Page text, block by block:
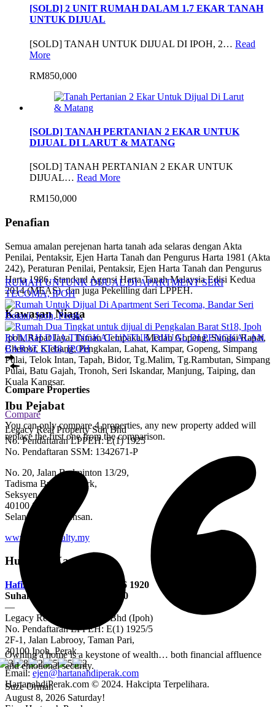
[SOLD] 2 UNIT RUMAH DALAM 1.7 EKAR TANAH
UNTUK DIJUAL
[SOLD] TANAH UNTUK DIJUAL DI IPOH, 2… Read
More
RM850,000
[SOLD] TANAH PERTANIAN 2 EKAR UNTUK
DIJUAL DI LARUT & MATANG
[SOLD] TANAH PERTANIAN 2 EKAR UNTUK
DIJUAL… Read More
RM150,000
Penafian
Semua amalan perejenan harta tanah ada selaras dengan Akta
Penilai, Pentaksir, Ejen Harta Tanah dan Pengurus Harta 1981 (Akta
242), Peraturan Penilai, Pentaksir, Ejen Harta Tanah dan Pengurus
Harta 1986, Standard Agensi Harta Tanah Malaysia Edisi Kedua
2014 (MEAS) dan juga Pekeliling dari LPPEH.
Kawasan Niaga
Ipoh, Rapat Jaya, Taman Cempaka, Medan Gopeng, Sungai Rapat,
Chemor, Klebang, Pengkalan, Lahat, Kampar, Gopeng, Simpang
Pulai, Telok Intan, Tapah, Bidor, Tg.Malim, Tg.Rambutan, Simpang
Pulai, Batu Gajah, Tronoh, Seri Iskandar, Manjung, Taiping, dan
Kuala Kangsar.
Ibu Pejabat
Legacy Real Property Sdn Bhd
No. Pendaftaran LPPEH: E(1) 1925
No. Pendaftaran SSM: 1342671-P
No. 20, Jalan Badminton 13/29,
Tadisma Business Park,
Seksyen 13,
40100 Shah Alam,
Selangor Darul Ehsan.
www.legacyrealty.my
Hubungi Kami
Hafizah Hasan Poo
: 011-5996 1920
Suhaini Shariff: 012-566 8990
—
Legacy Real Property Sdn Bhd (Ipoh)
No. Pendaftaran LPPEH: E(1) 1925/5
2F-1, Jalan Labrooy, Taman Pari,
30100 Ipoh, Perak.
—
Email: ejen@hartanahdiperak.com
HartanahdiPerak.com © 2024. Hakcipta Terpelihara.
RUMAH UNTUNK DIJUAL DI APARTMENT SERI
TECOMA, IPOH
RUMAH DUA TINGKAT UNTUK DIJUAL DI PENGKALAN
BARAT ST18, IPOH
Compare Properties
Compare
You can only compare 4 properties, any new property added will
replace the first one from the comparison.
Owning a home is a keystone of wealth… both financial affluence
and emotional security.
Suze Orman
August 8, 2026 Saturday!